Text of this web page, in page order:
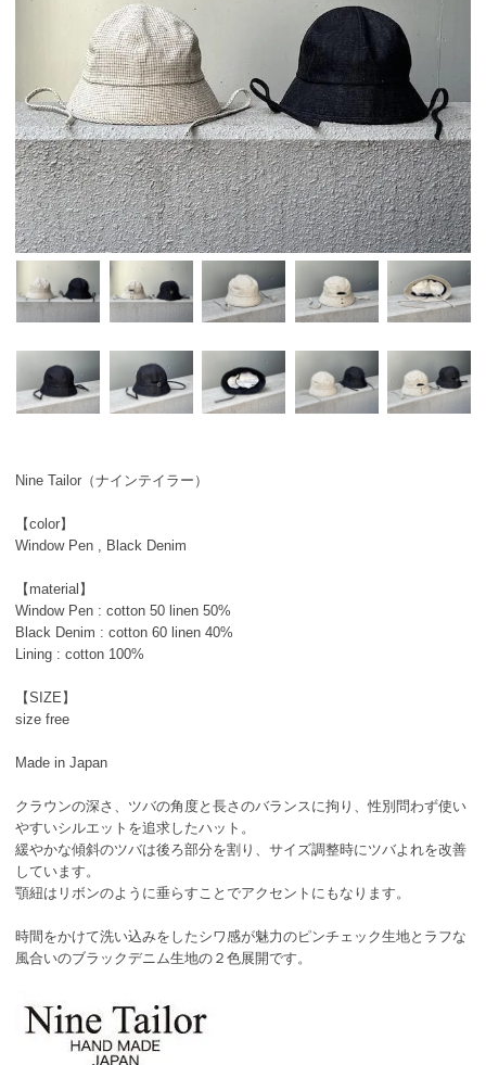
Nine Tailor（ナインテイラー）
【color】
Window Pen , Black Denim
【material】
Window Pen : cotton 50 linen 50%
Black Denim : cotton 60 linen 40%
Lining : cotton 100%
【SIZE】
size free
Made in Japan
クラウンの深さ、ツバの角度と長さのバランスに拘り、性別問わず使い
やすいシルエットを追求したハット。
緩やかな傾斜のツバは後ろ部分を割り、サイズ調整時にツバよれを改善
しています。
顎紐はリボンのように垂らすことでアクセントにもなります。
時間をかけて洗い込みをしたシワ感が魅力のピンチェック生地とラフな
風合いのブラックデニム生地の２色展開です。